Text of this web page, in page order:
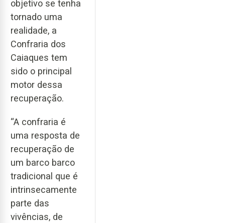
objetivo se tenha
tornado uma
realidade, a
Confraria dos
Caiaques tem
sido o principal
motor dessa
recuperação.
“A confraria é
uma resposta de
recuperação de
um barco barco
tradicional que é
intrinsecamente
parte das
vivências, de